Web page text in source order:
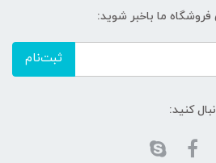
ما باخبر شوید:
ثبت‌نام
کنید: